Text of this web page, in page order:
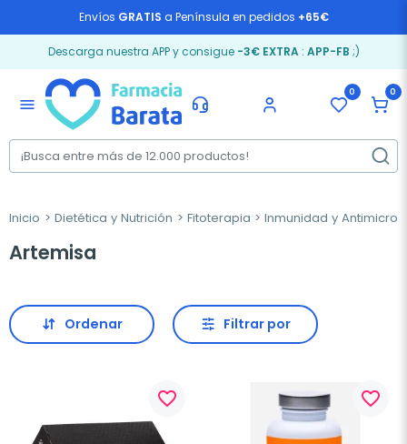
Envíos GRATIS a Península en pedidos +65€
Descarga nuestra APP y consigue -3€ EXTRA: APP-FB ;)
menu
0 0
Inicio Dietética y Nutrición Fitoterapia Inmunidad y
Artemisa
Ordenar Filtrar por
favorite_border favorite_border